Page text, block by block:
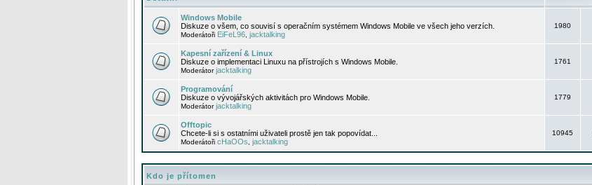
Windows Mobile
Diskuze o všem, co souvisí s operačním systémem Windows Mobile ve všech jeho verzích.
Moderátoři EiFeL96 jacktalking
1980
Kapesní zařízení & Linux
Diskuze o implementaci Linuxu na přístrojích s Windows Mobile.
Moderátorjacktalking
1761
Programování
Diskuze o vývojářských aktivitách pro Windows Mobile.
Moderátorjacktalking
1779
Offtopic
Chcete-li si s ostatními uživateli prostě jen tak popovídat...
Moderátoři cHaOOs jacktalking
10945
Kdo je přítomen